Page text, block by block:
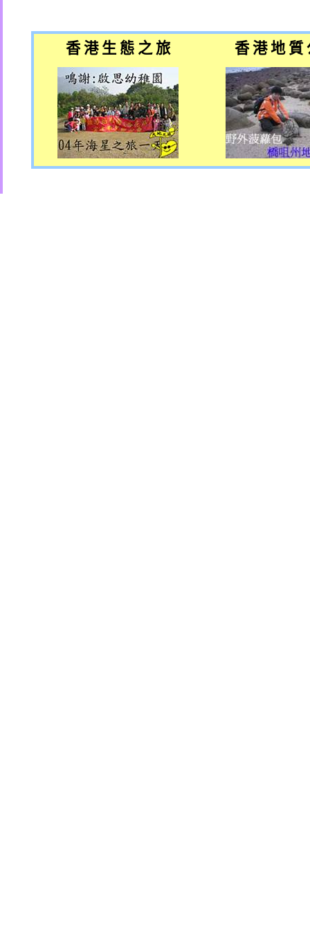
香 港 生 態 之 旅 香 港 地 質